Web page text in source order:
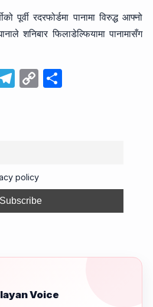
पूर्वी रदरफोर्डमा पानामा विरुद्ध आफ्नो
शनिबार फिलाडेल्फियामा पानामासँग
T
m
C
n
k
S
policy
Voice